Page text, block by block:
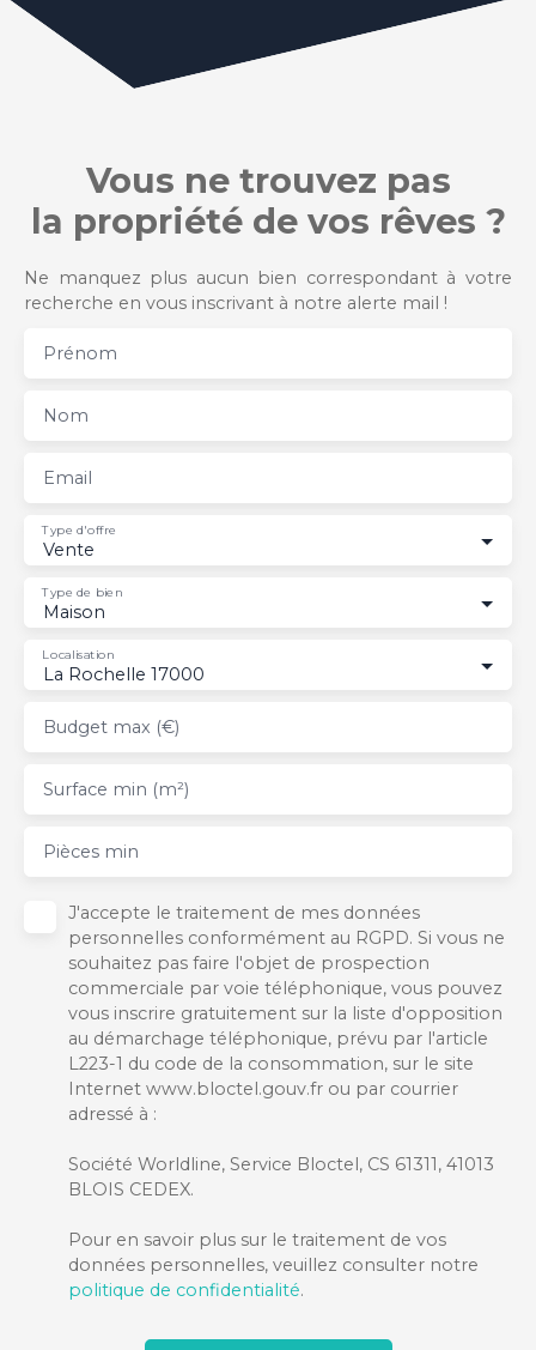
Vous ne trouvez pas
la propriété de vos rêves ?
Ne manquez plus aucun bien correspondant à votre
recherche en vous inscrivant à notre alerte mail !
Prénom
Nom
Email
Vente
Type d'offre
Maison
Type de bien
La Rochelle 17000
Localisation
Budget max (€)
Surface min (m²)
Pièces min
J'accepte le traitement de mes données
personnelles conformément au RGPD. Si vous ne
souhaitez pas faire l'objet de prospection
commerciale par voie téléphonique, vous pouvez
vous inscrire gratuitement sur la liste d'opposition
au démarchage téléphonique, prévu par l'article
L223-1 du code de la consommation, sur le site
Internet www.bloctel.gouv.fr ou par courrier
adressé à :
Société Worldline, Service Bloctel, CS 61311, 41013
BLOIS CEDEX.
Pour en savoir plus sur le traitement de vos
données personnelles, veuillez consulter notre
politique de confidentialité.